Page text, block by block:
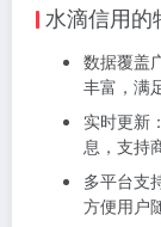
水滴信用的
数据覆盖
丰富，满
实时更新
息，支持
多平台支
方便用户